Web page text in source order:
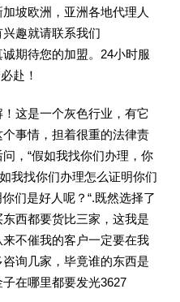
坡欧洲，亚洲各地代理人
趣就请联系我们
期待您的加盟。24小时服
赴！
这是一个灰色行业，有它
事情，担着很重的法律责
，“假如我找你们办理，你
我找你们办理怎么证明你们
们是好人呢？“.既然选择了
西都要货比三家，这我是
不催我的客户一定要在我
询几家，毕竟谁的东西是
在哪里都要发光3627